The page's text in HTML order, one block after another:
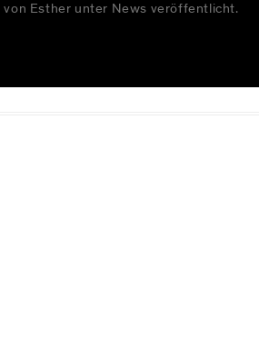
von Esther unter News veröffentlicht.